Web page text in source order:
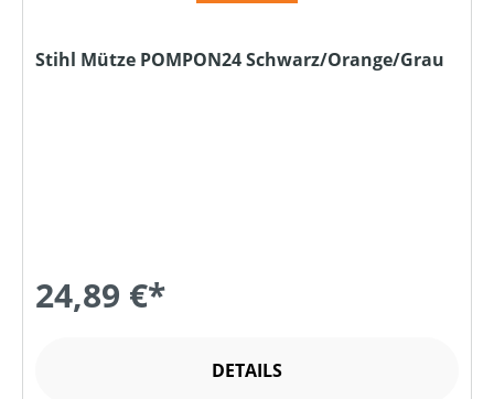
Stihl Mütze POMPON24 Schwarz/Orange/Grau
24,89 €*
DETAILS